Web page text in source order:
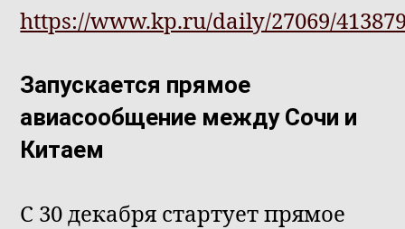
https://www.kp.ru/daily/27069/
Запускается прямое
авиасообщение между Сочи и
Китаем
С 30 декабря стартует прямое